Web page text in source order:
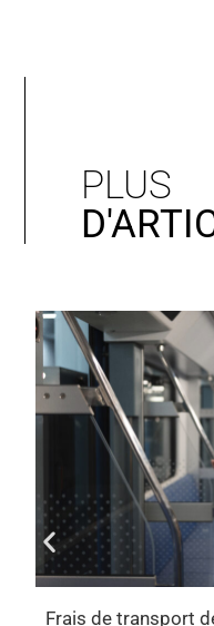
PLUS
Frais de transport